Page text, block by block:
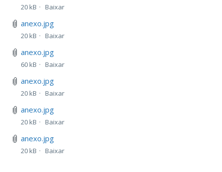
20 kB Baixar
anexo.jpg
20 kB Baixar
anexo.jpg
60 kB Baixar
anexo.jpg
20 kB Baixar
anexo.jpg
20 kB Baixar
anexo.jpg
20 kB Baixar